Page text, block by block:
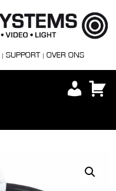
SUPPORT OVER ONS